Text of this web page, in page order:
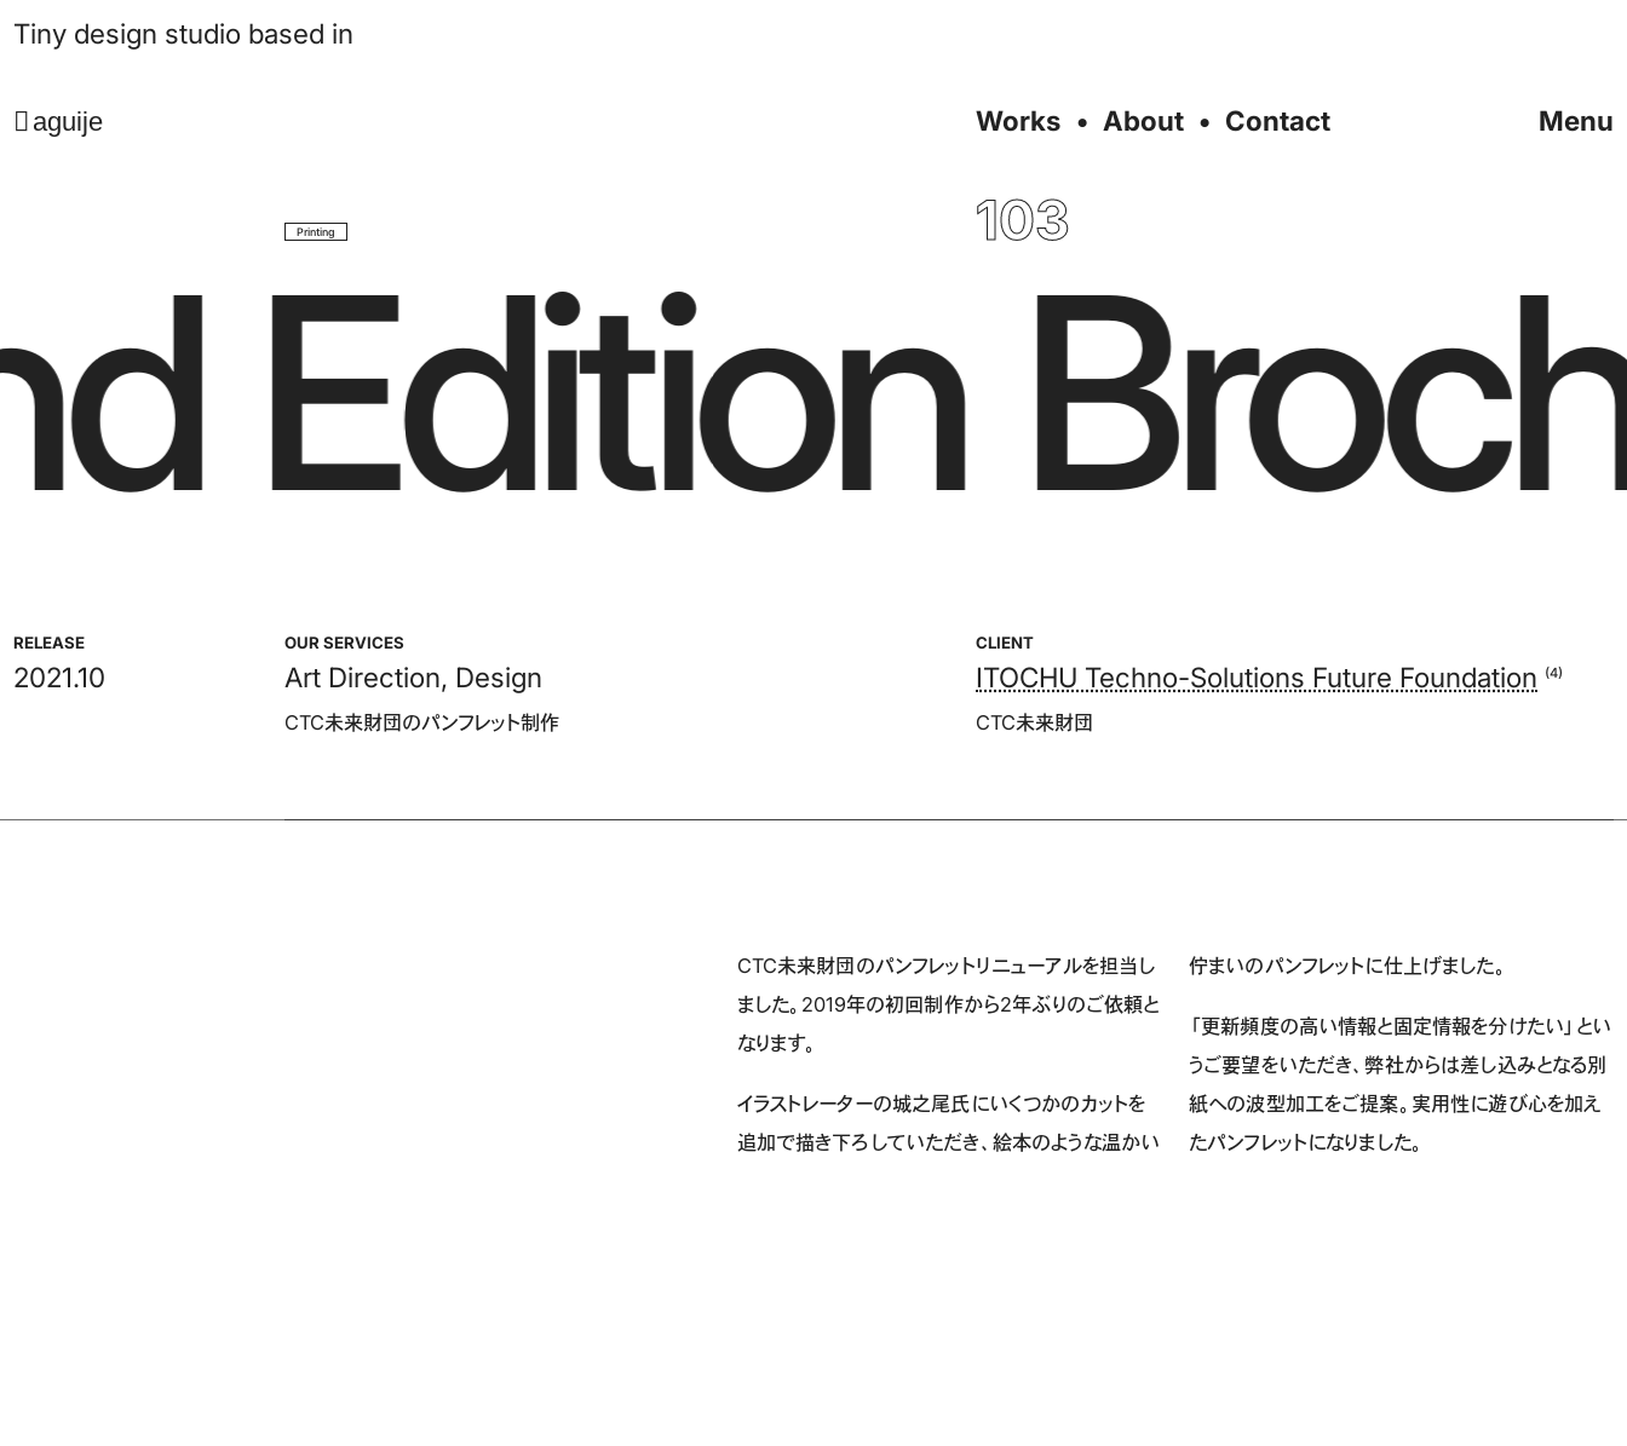
Tiny design studio based in
aguije Works About Contact Menu
Edition
Printing 103
RELEASE
2021.10
OUR SERVICES
Art Direction, Design
CTC未来財団のパンフレット制作
CLIENT
ITOCHU Techno-Solutions Future Foundation (4)
CTC未来財団
CTC未来財団のパンフレットリニューアルを担当し
ました。2019年の初回制作から2年ぶりのご依頼と
なります。
イラストレーターの城之尾氏にいくつかのカットを
追加で描き下ろしていただき、絵本のような温かい
佇まいのパンフレットに仕上げました。
「更新頻度の高い情報と固定情報を分けたい」とい
うご要望をいただき、弊社からは差し込みとなる別
紙への波型加工をご提案。実用性に遊び心を加え
たパンフレットになりました。